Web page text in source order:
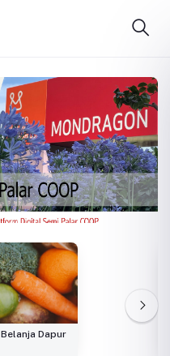
Belanja Dapur